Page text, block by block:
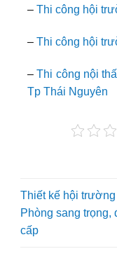
– Thi công hội
– Thi công hội
–Thi công nội
Tp Thái Nguyên
Thiết kế hội
Phòng sang trọng,
cấp